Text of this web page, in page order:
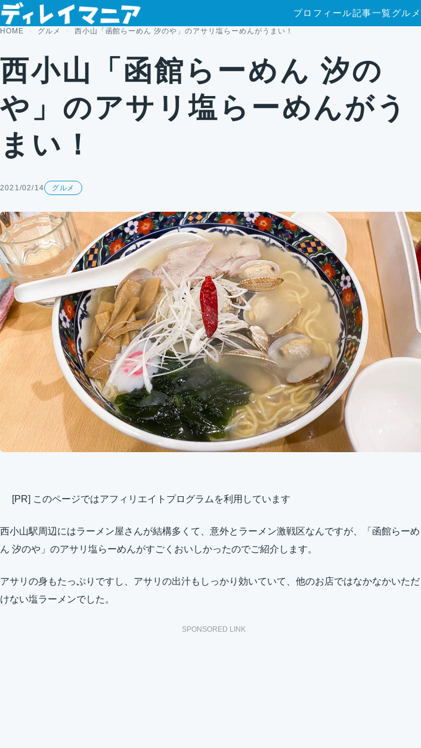
コンテンツへスキップ プロフィール記事一覧グルメ
HOME グルメ 西小山「函館らーめん 汐のや」のアサリ塩らーめんがうまい！
西小山「函館らーめん 汐の
や」のアサリ塩らーめんがう
まい！
2021/02/14 グルメ
[PR] このページではアフィリエイトプログラムを利用しています
西小山駅周辺にはラーメン屋さんが結構多くて、意外とラーメン激戦区なんですが、「函館らーめ
ん 汐のや」のアサリ塩らーめんがすごくおいしかったのでご紹介します。
アサリの身もたっぷりですし、アサリの出汁もしっかり効いていて、他のお店ではなかなかいただ
けない塩ラーメンでした。
SPONSORED LINK